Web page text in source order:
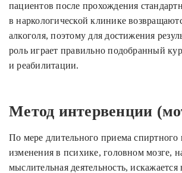
пациентов после прохождения
в наркологической клинике
алкоголя, поэтому для достижения
роль играет правильно подобранный
и реабилитации.
Метод интервенции
По мере длительного приема спиртного
изменения в психике, головном мозге,
мыслительная деятельность, искажается